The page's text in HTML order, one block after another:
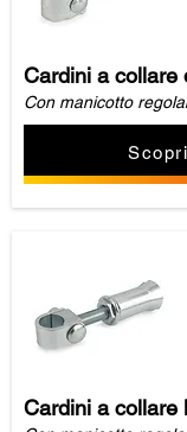
Cardini a collare
Con manicotto
Cardini a collare